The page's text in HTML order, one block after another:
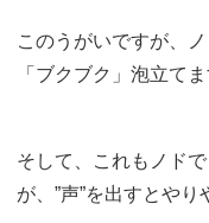
このうがいですが、
「ブクブク」泡立てま
そして、これもノド
が、”声”を出すとやり